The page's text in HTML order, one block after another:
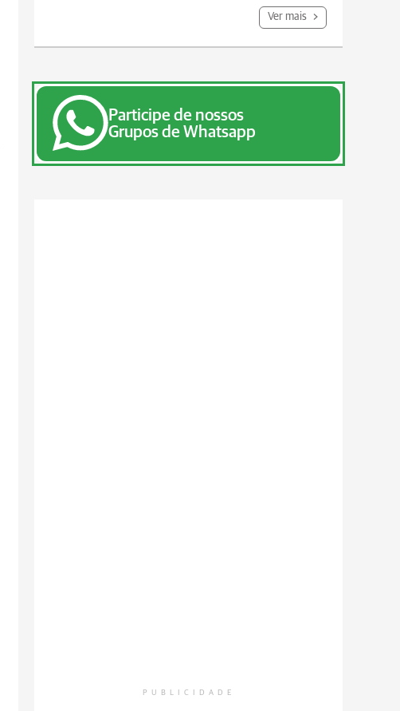
Ver mais
Participe de nossos
Grupos de Whatsapp
PUBLICIDADE